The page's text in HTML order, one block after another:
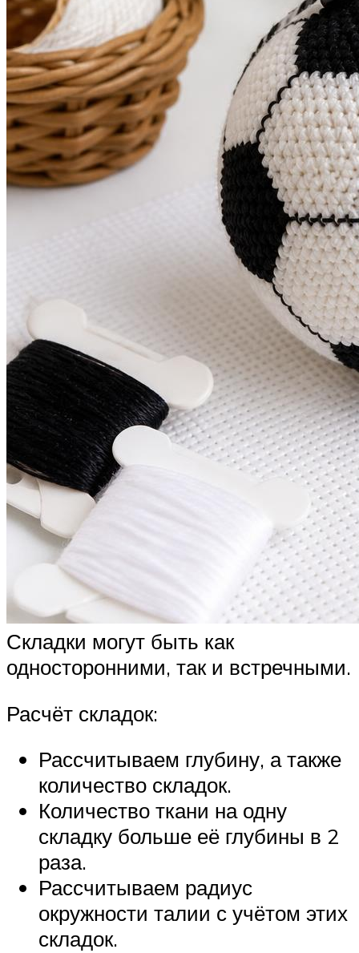
Складки могут быть как
односторонними, так и встречными.
Расчёт складок:
Рассчитываем глубину, а также
количество складок.
Количество ткани на одну
складку больше её глубины в 2
раза.
Рассчитываем радиус
окружности талии с учётом этих
складок.